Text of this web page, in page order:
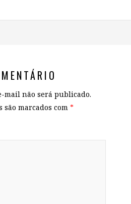
mail não será publicado.
são marcados com *